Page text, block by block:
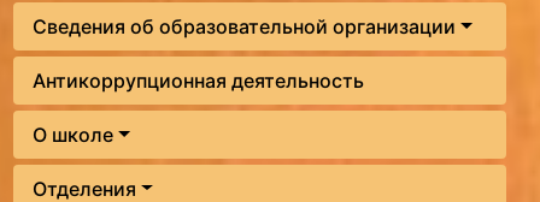
Сведения об образовательной организации
Антикоррупционная деятельность
О школе
Отделения